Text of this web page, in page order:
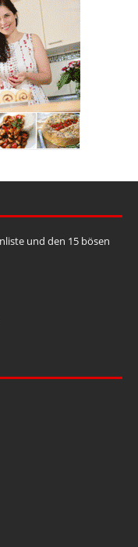
und den 15 bösen